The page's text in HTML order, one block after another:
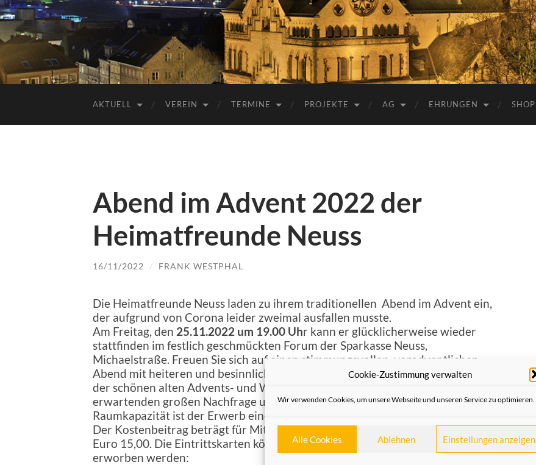
Cookie-Zustimmung verwalten
Wir verwenden Cookies, um unsere Webseite und unseren Service zu optimieren.
Alle Cookies Ablehnen Einstellungen anzeigen
AKTUELL VEREIN TERMINE PROJEKTE AG EHRUNGEN SHOP
Abend im Advent 2022 der
Heimatfreunde Neuss
16/11/2022 / FRANK WESTPHAL
Die Heimatfreunde Neuss laden zu ihrem traditionellen Abend im Advent ein,
der aufgrund von Corona leider zweimal ausfallen musste.
Am Freitag, den 25.11.2022 um 19.00 Uhr kann er glücklicherweise wieder
stattfinden im festlich geschmückten Forum der Sparkasse Neuss,
Michaelstraße. Freuen Sie sich auf einen stimmungsvollen, voradventlichen
Abend mit heiteren und besinnlichen Vorträgen und dem gemeinsamen Singen
der schönen alten Advents- und Weihnachtslieder. Aufgrund der zu
erwartenden großen Nachfrage und der damit verbundenen begrenzten
Raumkapazität ist der Erwerb einer Eintrittskarte unbedingt erforderlich.
Der Kostenbeitrag beträgt für Mitglieder Euro 12,00, Nichtmitglieder zahlen
Euro 15,00. Die Eintrittskarten können bei den folgenden Verkaufsstellen
erworben werden: